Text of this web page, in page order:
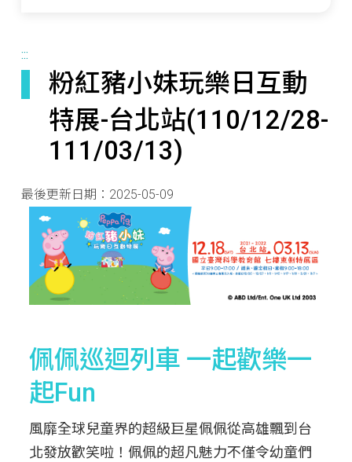
:::
粉紅豬小妹玩樂日互動
特展-台北站(110/12/28-
111/03/13)
最後更新日期： 2025-05-09
佩佩巡迴列車 一起歡樂一
起Fun
風靡全球兒童界的超級巨星佩佩從高雄飄到台
北發放歡笑啦！佩佩的超凡魅力不僅令幼童們